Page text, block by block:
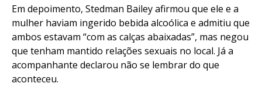
Em depoimento, Stedman Bailey afirmou que ele e a
mulher haviam ingerido bebida alcoólica e admitiu que
ambos estavam “com as calças abaixadas”, mas negou
que tenham mantido relações sexuais no local. Já a
acompanhante declarou não se lembrar do que
aconteceu.